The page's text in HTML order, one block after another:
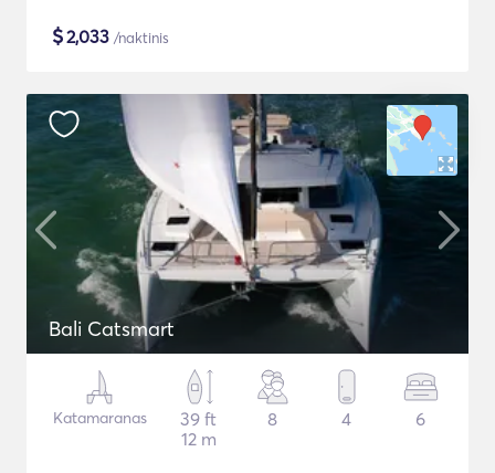
$2,033 /naktinis
Bali Catsmart
Katamaranas
39 ft
12 m
8 4 6